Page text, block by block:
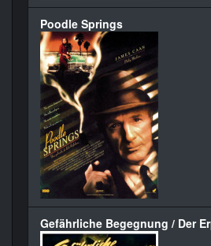
Poodle Springs
Gefährliche Begegnung / Der